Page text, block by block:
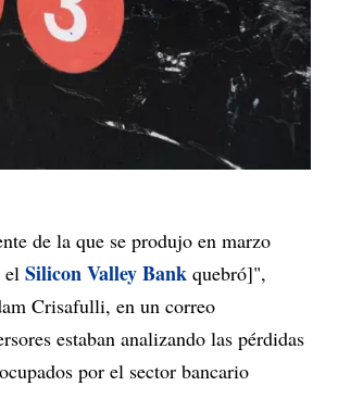
de la que se produjo en marzo
el Silicon Valley Bank quebró]",
Crisafulli, en un correo
estaban analizando las pérdidas
por el sector bancario